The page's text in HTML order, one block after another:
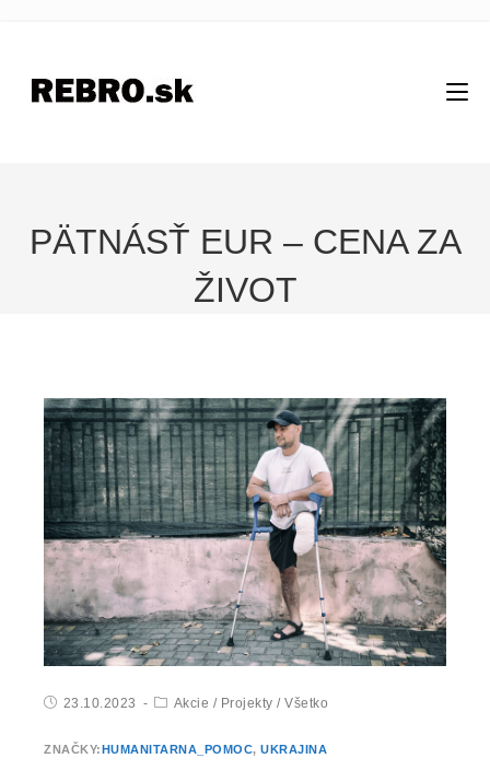
PÄTNÁSŤ EUR – CENA ZA
ŽIVOT
23.10.2023 Akcie / Projekty / Všetko
ZNAČKY:HUMANITARNA_POMOC, UKRAJINA